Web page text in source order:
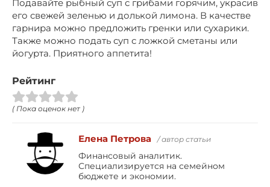
Подавайте рыбный суп с грибами горячим, украсив
его свежей зеленью и долькой лимона. В качестве
гарнира можно предложить гренки или сухарики.
Также можно подать суп с ложкой сметаны или
йогурта. Приятного аппетита!
Рейтинг
( Пока оценок нет )
Елена Петрова / автор статьи
Финансовый аналитик.
Специализируется на семейном
бюджете и экономии.